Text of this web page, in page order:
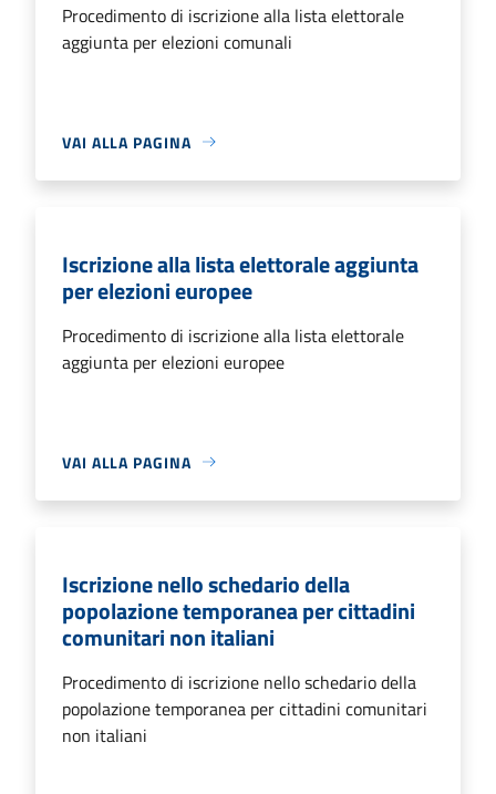
Procedimento di iscrizione alla lista elettorale
aggiunta per elezioni comunali
VAI ALLA PAGINA
Iscrizione alla lista elettorale aggiunta
per elezioni europee
Procedimento di iscrizione alla lista elettorale
aggiunta per elezioni europee
VAI ALLA PAGINA
Iscrizione nello schedario della
popolazione temporanea per cittadini
comunitari non italiani
Procedimento di iscrizione nello schedario della
popolazione temporanea per cittadini comunitari
non italiani